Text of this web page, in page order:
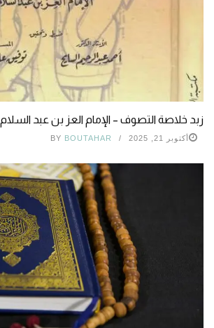
زبد خلاصة التصوف – الإمام العز بن عبد السلام
أكتوبر 21, 2025 BY BOUTAHAR